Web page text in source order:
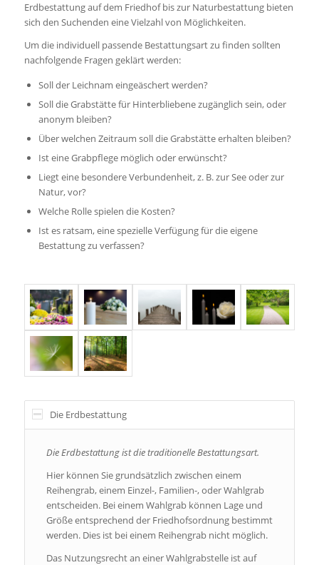
Erdbestattung auf dem Friedhof bis zur Naturbestattung bieten
sich den Suchenden eine Vielzahl von Möglichkeiten.
Um die individuell passende Bestattungsart zu finden sollten
nachfolgende Fragen geklärt werden:
Soll der Leichnam eingeäschert werden?
Soll die Grabstätte für Hinterbliebene zugänglich sein, oder
anonym bleiben?
Über welchen Zeitraum soll die Grabstätte erhalten bleiben?
Ist eine Grabpflege möglich oder erwünscht?
Liegt eine besondere Verbundenheit, z. B. zur See oder zur
Natur, vor?
Welche Rolle spielen die Kosten?
Ist es ratsam, eine spezielle Verfügung für die eigene
Bestattung zu verfassen?
Die Erdbestattung
Die Erdbestattung ist die traditionelle Bestattungsart.
Hier können Sie grundsätzlich zwischen einem
Reihengrab, einem Einzel-, Familien-, oder Wahlgrab
entscheiden. Bei einem Wahlgrab können Lage und
Größe entsprechend der Friedhofsordnung bestimmt
werden. Dies ist bei einem Reihengrab nicht möglich.
Das Nutzungsrecht an einer Wahlgrabstelle ist auf